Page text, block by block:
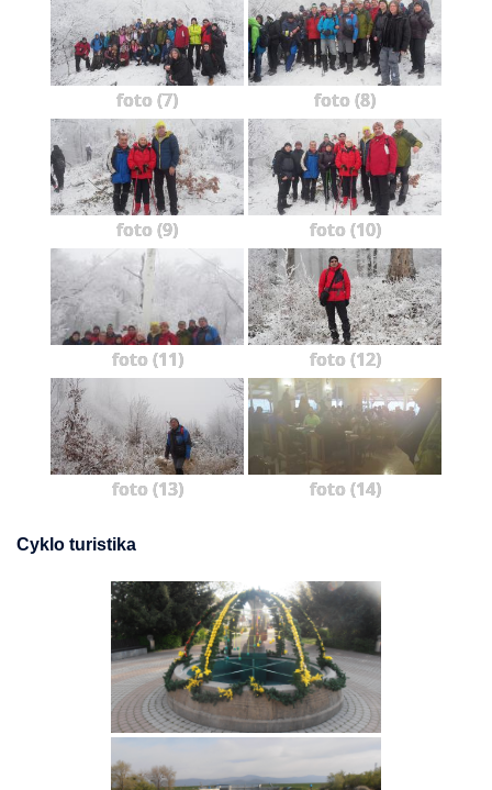
foto (7) foto (8)
foto (9) foto (10)
foto (11) foto (12)
foto (13) foto (14)
Cyklo turistika